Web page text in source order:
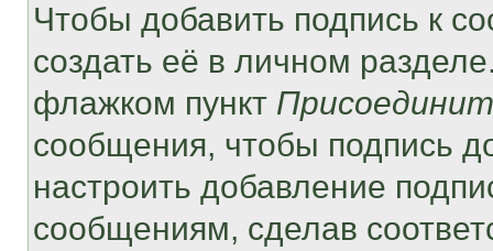
Чтобы добавить подпись к
создать её в личном
флажком пункт
сообщения, чтобы подпись
настроить добавление
сообщениям, сделав